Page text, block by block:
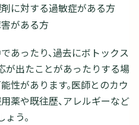
に対する過敏症がある方
がある方
あったり、過去にボトックス
が出たことがあったりする場
性があります。医師とのカウ
薬や既往歴、アレルギーなど
う。